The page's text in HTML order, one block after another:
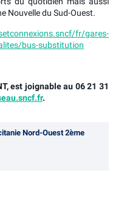
Nouvelle du Sud-Ouest.
fr/gares-
bus-substitution
est joignable au 06 21 31
.
Nord-Ouest 2ème